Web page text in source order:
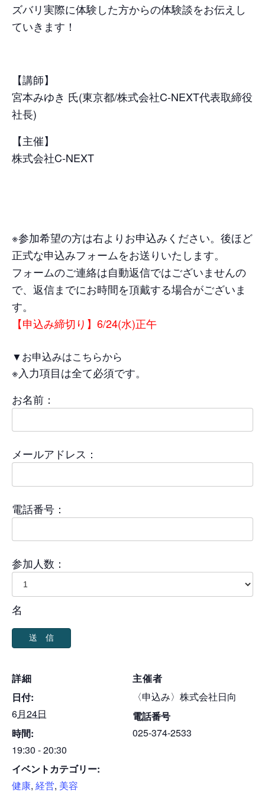
ズバリ実際に体験した方からの体験談をお伝えし
ていきます！
【講師】
宮本みゆき 氏(東京都/株式会社C-NEXT代表取締役
社長)
【主催】
株式会社C-NEXT
※参加希望の方は右よりお申込みください。後ほど
正式な申込みフォームをお送りいたします。
フォームのご連絡は自動返信ではございませんの
で、返信までにお時間を頂戴する場合がございま
す。
【申込み締切り】6/24(水)正午
▼お申込みはこちらから
※入力項目は全て必須です。
お名前：
メールアドレス：
電話番号：
参加人数：
名
詳細
日付:
6月24日
時間:
19:30 - 20:30
イベントカテゴリー:
健康, 経営, 美容
主催者
〈申込み〉株式会社日向
電話番号
025-374-2533